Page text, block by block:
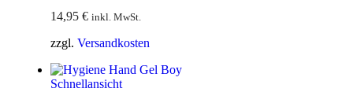
14,95 € inkl. MwSt.
zzgl. Versandkosten
Schnellansicht